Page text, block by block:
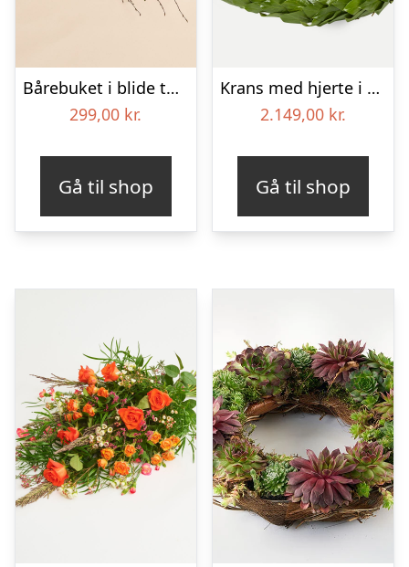
Bårebuket i blide toner
299,00 kr.
Gå til shop
Krans med hjerte i klassisk stil – rød og hvid
2.149,00 kr.
Gå til shop